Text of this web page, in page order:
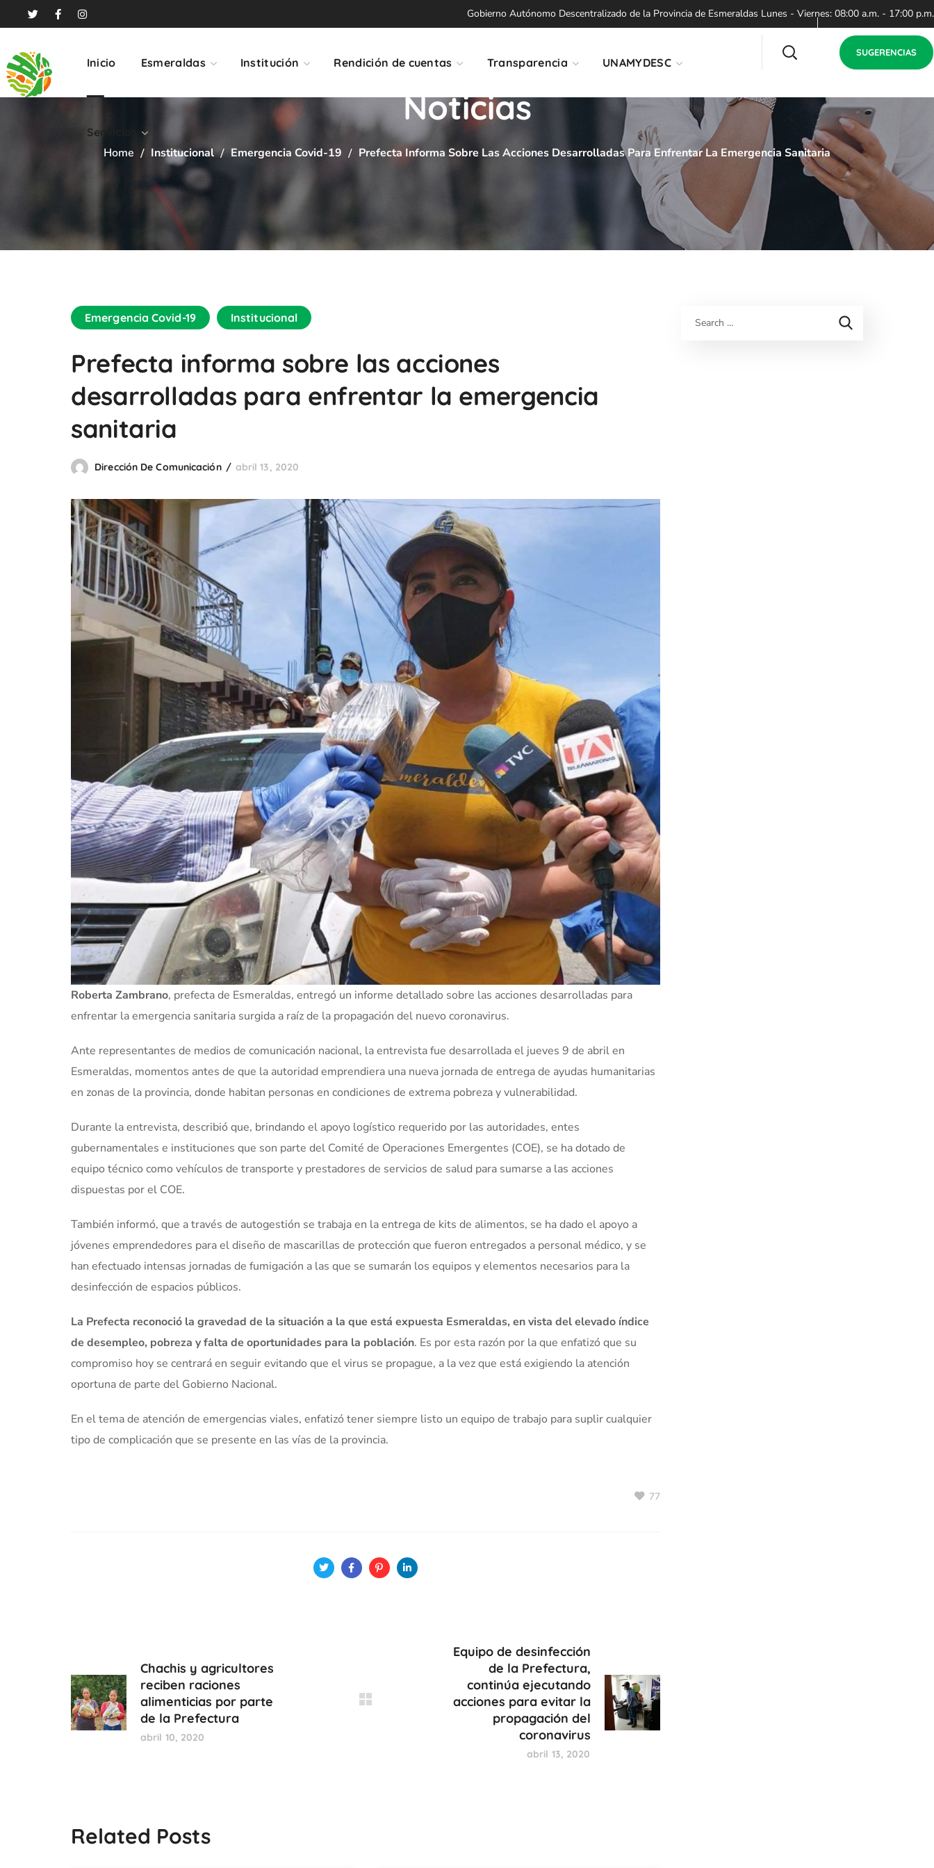
Gobierno Autónomo Descentralizado de la Provincia de Esmeraldas Lunes - Viernes: 08:00 a.m. - 17:00 p.m.
Inicio Esmeraldas Institución Rendición de cuentas Transparencia UNAMYDESC
Servicios
SUGERENCIAS
Noticias
Home Institucional Emergencia Covid-19 Prefecta Informa Sobre Las Acciones Desarrolladas Para Enfrentar La Emergencia Sanitaria
Emergencia Covid-19 Institucional
Prefecta informa sobre las acciones
desarrolladas para enfrentar la emergencia
sanitaria
Dirección De Comunicación abril 13, 2020
Roberta Zambrano, prefecta de Esmeraldas, entregó un informe detallado sobre las acciones desarrolladas para
enfrentar la emergencia sanitaria surgida a raíz de la propagación del nuevo coronavirus.
Ante representantes de medios de comunicación nacional, la entrevista fue desarrollada el jueves 9 de abril en
Esmeraldas, momentos antes de que la autoridad emprendiera una nueva jornada de entrega de ayudas humanitarias
en zonas de la provincia, donde habitan personas en condiciones de extrema pobreza y vulnerabilidad.
Durante la entrevista, describió que, brindando el apoyo logístico requerido por las autoridades, entes
gubernamentales e instituciones que son parte del Comité de Operaciones Emergentes (COE), se ha dotado de
equipo técnico como vehículos de transporte y prestadores de servicios de salud para sumarse a las acciones
dispuestas por el COE.
También informó, que a través de autogestión se trabaja en la entrega de kits de alimentos, se ha dado el apoyo a
jóvenes emprendedores para el diseño de mascarillas de protección que fueron entregados a personal médico, y se
han efectuado intensas jornadas de fumigación a las que se sumarán los equipos y elementos necesarios para la
desinfección de espacios públicos.
La Prefecta reconoció la gravedad de la situación a la que está expuesta Esmeraldas, en vista del elevado índice
de desempleo, pobreza y falta de oportunidades para la población. Es por esta razón por la que enfatizó que su
compromiso hoy se centrará en seguir evitando que el virus se propague, a la vez que está exigiendo la atención
oportuna de parte del Gobierno Nacional.
En el tema de atención de emergencias viales, enfatizó tener siempre listo un equipo de trabajo para suplir cualquier
tipo de complicación que se presente en las vías de la provincia.
77
Chachis y agricultores
reciben raciones
alimenticias por parte
de la Prefectura
abril 10, 2020
Equipo de desinfección
de la Prefectura,
continúa ejecutando
acciones para evitar la
propagación del
coronavirus
abril 13, 2020
Related Posts